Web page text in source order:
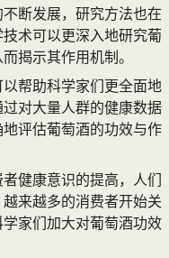
断发展，研究方法也在
术可以更深入地研究葡
揭示其作用机制。
以帮助科学家们更全面地
对大量人群的健康数据
评估葡萄酒的功效与作
健康意识的提高，人们
来越多的消费者开始关
家们加大对葡萄酒功效